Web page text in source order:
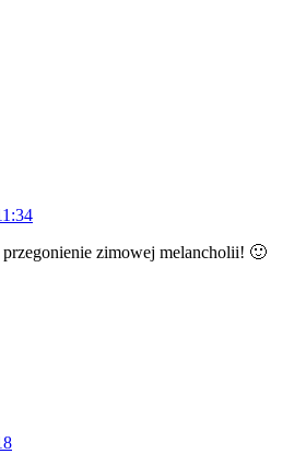
przegonienie zimowej melancholii! 🙂